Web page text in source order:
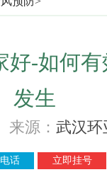
好-如何
发生
源： 武汉环
话 立即挂号